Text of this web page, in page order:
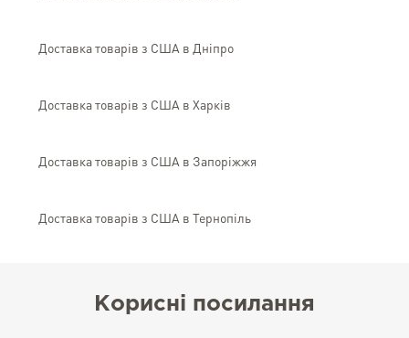
Доставка товарів з США в Дніпро
Доставка товарів з США в Харків
Доставка товарів з США в Запоріжжя
Доставка товарів з США в Тернопіль
Корисні посилання